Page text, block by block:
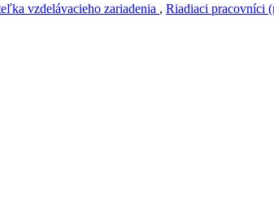
vzdelávacieho zariadenia , Riadiaci pracovníci